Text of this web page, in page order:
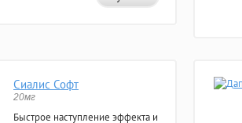
Сиалис Софт
20мг
Быстрое наступление эффекта и